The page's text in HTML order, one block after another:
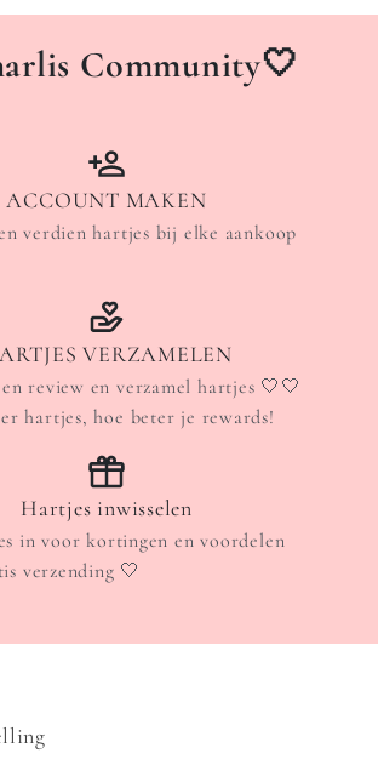
Community🤍
ACCOUNT MAKEN
verdien hartjes bij elke aankoop
VERZAMELEN
review en verzamel hartjes 🤍🤍
hartjes, hoe beter je rewards!
Hartjes inwisselen
in voor kortingen en voordelen
verzending 🤍